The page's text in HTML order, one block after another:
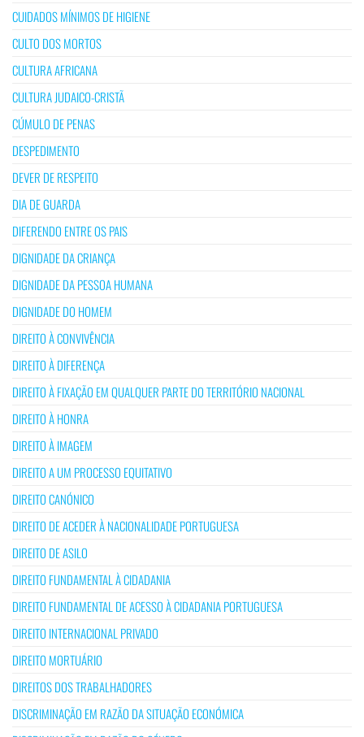
CUIDADOS MÍNIMOS DE HIGIENE
CULTO DOS MORTOS
CULTURA AFRICANA
CULTURA JUDAICO-CRISTÃ
CÚMULO DE PENAS
DESPEDIMENTO
DEVER DE RESPEITO
DIA DE GUARDA
DIFERENDO ENTRE OS PAIS
DIGNIDADE DA CRIANÇA
DIGNIDADE DA PESSOA HUMANA
DIGNIDADE DO HOMEM
DIREITO À CONVIVÊNCIA
DIREITO À DIFERENÇA
DIREITO À FIXAÇÃO EM QUALQUER PARTE DO TERRITÓRIO NACIONAL
DIREITO À HONRA
DIREITO À IMAGEM
DIREITO A UM PROCESSO EQUITATIVO
DIREITO CANÓNICO
DIREITO DE ACEDER À NACIONALIDADE PORTUGUESA
DIREITO DE ASILO
DIREITO FUNDAMENTAL À CIDADANIA
DIREITO FUNDAMENTAL DE ACESSO À CIDADANIA PORTUGUESA
DIREITO INTERNACIONAL PRIVADO
DIREITO MORTUÁRIO
DIREITOS DOS TRABALHADORES
DISCRIMINAÇÃO EM RAZÃO DA SITUAÇÃO ECONÓMICA